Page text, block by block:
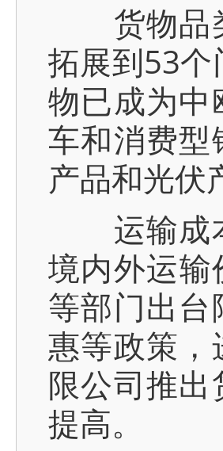
货物品类
拓展到53
物已成为
车和消费
产品和光伏
运输成本
境内外运
等部门出
惠等政策
限公司推
提高。